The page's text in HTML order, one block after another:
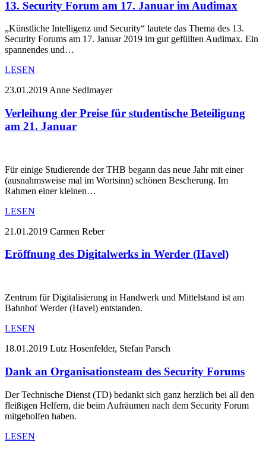
13. Security Forum am 17. Januar im Audimax
„Künstliche Intelligenz und Security“ lautete das Thema des 13.
Security Forums am 17. Januar 2019 im gut gefüllten Audimax. Ein
spannendes und…
LESEN
23.01.2019 Anne Sedlmayer
Verleihung der Preise für studentische Beteiligung
am 21. Januar
Für einige Studierende der THB begann das neue Jahr mit einer
(ausnahmsweise mal im Wortsinn) schönen Bescherung. Im
Rahmen einer kleinen…
LESEN
21.01.2019 Carmen Reber
Eröffnung des Digitalwerks in Werder (Havel)
Zentrum für Digitalisierung in Handwerk und Mittelstand ist am
Bahnhof Werder (Havel) entstanden.
LESEN
18.01.2019 Lutz Hosenfelder, Stefan Parsch
Dank an Organisationsteam des Security Forums
Der Technische Dienst (TD) bedankt sich ganz herzlich bei all den
fleißigen Helfern, die beim Aufräumen nach dem Security Forum
mitgeholfen haben.
LESEN